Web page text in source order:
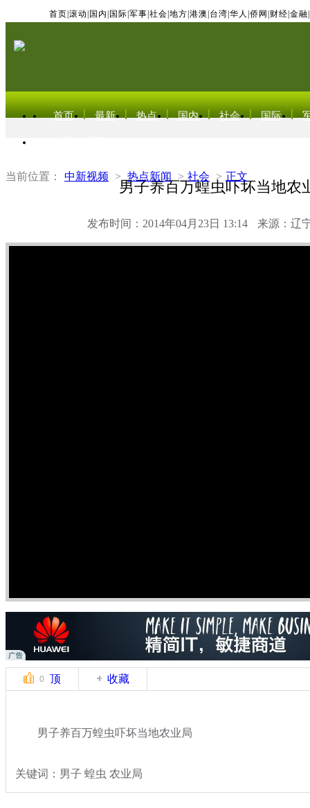
首页 滚动 国内 国际 军事 社会 地方 港澳 台湾 华人 侨网 财经 金融
首页 最新 热点 国内 社会 国际
当前位置： 中新视频 > 热点新闻 > 社会 > 正文
男子养百万蝗虫吓坏当地农
发布时间：2014年04月23日 13:14 来源：辽
0 顶 收藏
男子养百万蝗虫吓坏当地农业局
关键词：男子 蝗虫 农业局